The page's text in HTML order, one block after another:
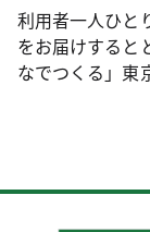
利用者一人ひと
をお届けすると
なでつくる」東